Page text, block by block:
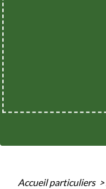
Accueil particuliers >